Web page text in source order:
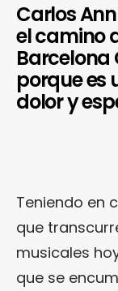
Carlos
el camino
Barcelona
porque es
dolor y
Teniendo en
que
musicales
que se